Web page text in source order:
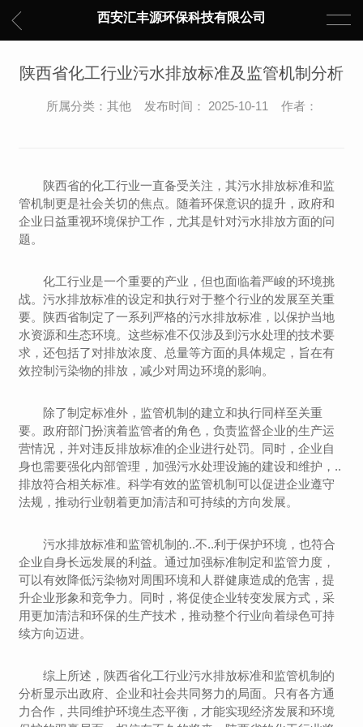
西安汇丰源环保科技有限公司
陕西省化工行业污水排放标准及监管机制分析
所属分类：其他 发布时间： 2025-10-11 作者：
陕西省的化工行业一直备受关注，其污水排放标准和监
管机制更是社会关切的焦点。随着环保意识的提升，政府和
企业日益重视环境保护工作，尤其是针对污水排放方面的问
题。
化工行业是一个重要的产业，但也面临着严峻的环境挑
战。污水排放标准的设定和执行对于整个行业的发展至关重
要。陕西省制定了一系列严格的污水排放标准，以保护当地
水资源和生态环境。这些标准不仅涉及到污水处理的技术要
求，还包括了对排放浓度、总量等方面的具体规定，旨在有
效控制污染物的排放，减少对周边环境的影响。
除了制定标准外，监管机制的建立和执行同样至关重
要。政府部门扮演着监管者的角色，负责监督企业的生产运
营情况，并对违反排放标准的企业进行处罚。同时，企业自
身也需要强化内部管理，加强污水处理设施的建设和维护，..
排放符合相关标准。科学有效的监管机制可以促进企业遵守
法规，推动行业朝着更加清洁和可持续的方向发展。
污水排放标准和监管机制的..不..利于保护环境，也符合
企业自身长远发展的利益。通过加强标准制定和监管力度，
可以有效降低污染物对周围环境和人群健康造成的危害，提
升企业形象和竞争力。同时，将促使企业转变发展方式，采
用更加清洁和环保的生产技术，推动整个行业向着绿色可持
续方向迈进。
综上所述，陕西省化工行业污水排放标准和监管机制的
分析显示出政府、企业和社会共同努力的局面。只有各方通
力合作，共同维护环境生态平衡，才能实现经济发展和环境